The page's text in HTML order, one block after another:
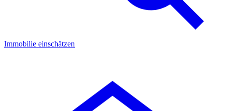
Immobilie einschätzen